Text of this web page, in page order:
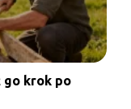
go krok po